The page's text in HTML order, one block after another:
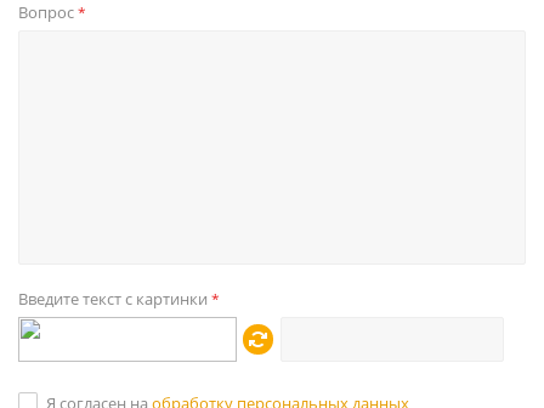
Вопрос*
Введите текст с картинки *
Я согласен на обработку персональных данных